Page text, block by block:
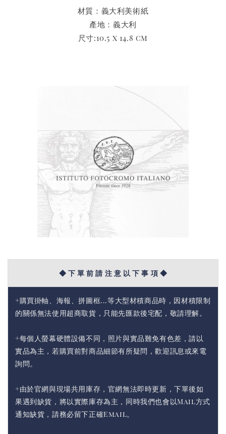
材質：義大利美術紙
產地：義大利
尺寸:10.5 x 14.8 cm
◆ 下 單 前 請 注 意 以 下 事 項 ◆
+購買掛軸、海報、拼圖框...等大型材積商品時，因材積限制
的關係無法使用超商取貨，只能先匯款後宅配，敬請理解。
+每個人螢幕硬體設備不同，照片與實品難免有色差，請以
實品為主，若購買前對商品細節有所疑問，歡迎訊息或來電
詢問。
+由於官網與現場共用庫存，官網無法即時更新，下單後如
果遇到缺貨，將以實際庫存為主，同時我們也會以Mail方式
通知缺貨，請務必留下正確Email。